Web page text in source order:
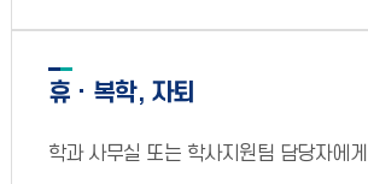
휴ㆍ복학, 자퇴
학과 사무실 또는 학사지원팀 담당자에